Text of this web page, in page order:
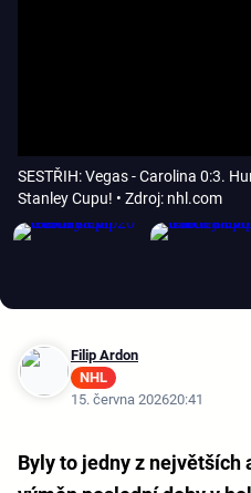
SESTŘIH: Vegas - Carolina 0:3.
Stanley Cupu! • Zdroj: nhl.com
Filip Ardon
NHL
15. června 202620:41
Byly to jedny z